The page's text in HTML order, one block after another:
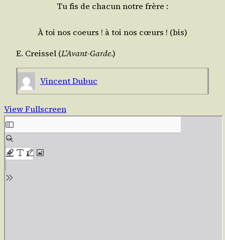
Tu fis de cha­cun notre frère :
À toi nos coeurs ! à toi nos cœurs ! (bis)
E. Creis­sel (L’A­vant-Garde.)
Vincent Dubuc
View Fullscreen